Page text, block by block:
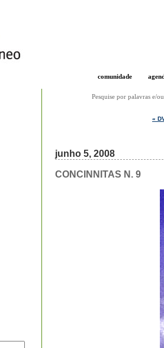
comunidade
Pesquise por palavras e/
«
junho 5, 2008
CONCINNITAS N. 9